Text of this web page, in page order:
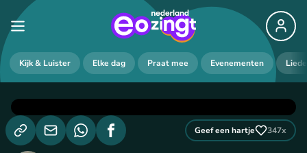
Kijk & Luister Elke dag Praat mee Evenementen
Geef een hartje 347x